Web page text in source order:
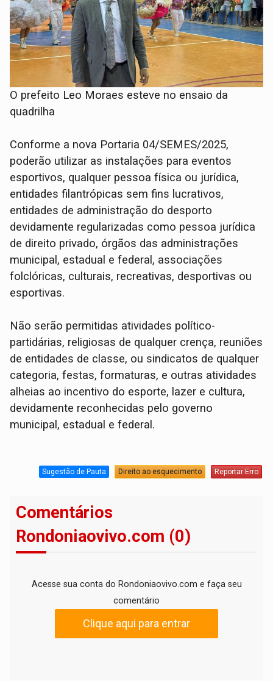
O prefeito Leo Moraes esteve no ensaio da
quadrilha
Conforme a nova Portaria 04/SEMES/2025,
poderão utilizar as instalações para eventos
esportivos, qualquer pessoa física ou jurídica,
entidades filantrópicas sem fins lucrativos,
entidades de administração do desporto
devidamente regularizadas como pessoa jurídica
de direito privado, órgãos das administrações
municipal, estadual e federal, associações
folclóricas, culturais, recreativas, desportivas ou
esportivas.
Não serão permitidas atividades político-
partidárias, religiosas de qualquer crença, reuniões
de entidades de classe, ou sindicatos de qualquer
categoria, festas, formaturas, e outras atividades
alheias ao incentivo do esporte, lazer e cultura,
devidamente reconhecidas pelo governo
municipal, estadual e federal.
Sugestão de Pauta Direito ao esquecimento Reportar Erro
Comentários
Rondoniaovivo.com (0)
Acesse sua conta do Rondoniaovivo.com e faça seu
comentário
Clique aqui para entrar